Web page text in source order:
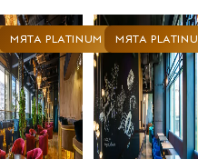
МЯТА PLATINUM МЯТА